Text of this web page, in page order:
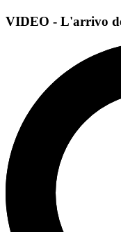
VIDEO - L'arrivo